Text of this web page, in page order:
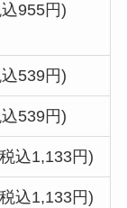
955円)
539円)
539円)
込1,133円)
込1,133円)